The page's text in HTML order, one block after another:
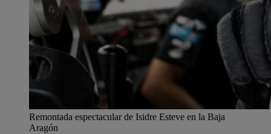
Remontada espectacular de Isidre Esteve en la Baja
Aragón